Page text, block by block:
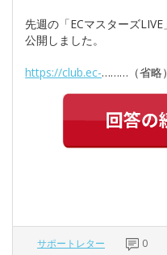
先週の「ECマスターズ
公開しました。
https://club.ec-………（省
サポートレター 0